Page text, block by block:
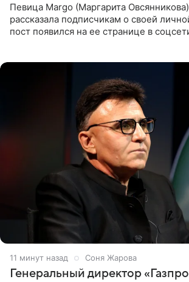
Певица Margo (Маргарита
рассказала подписчикам о своей
пост появился на ее странице в
11 минут назад Соня Жарова
Генеральный директор